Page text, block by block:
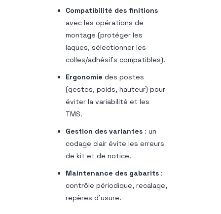
Compatibilité des finitions
avec les opérations de
montage (protéger les
laques, sélectionner les
colles/adhésifs compatibles).
Ergonomie des postes
(gestes, poids, hauteur) pour
éviter la variabilité et les
TMS.
Gestion des variantes : un
codage clair évite les erreurs
de kit et de notice.
Maintenance des gabarits :
contrôle périodique, recalage,
repères d’usure.